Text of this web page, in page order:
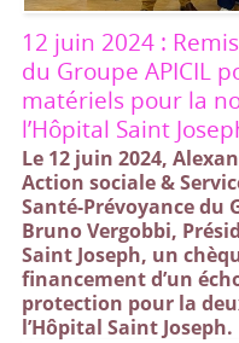
12 juin 2024 :
du Groupe APICIL
matériels pour la
l’Hôpital Saint
Le 12 juin 2024,
Action sociale &
Santé-Prévoyance du
Bruno Vergobbi,
Saint Joseph, un
financement d’un
protection pour la
l’Hôpital Saint Joseph.